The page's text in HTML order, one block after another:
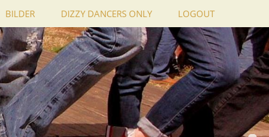
BILDER DIZZY DANCERS ONLY LOGOUT